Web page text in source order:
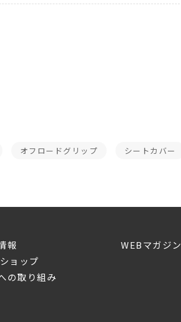
オフロードグリップ シートカバー
報
ョップ
の取り組み
WEBマガジン